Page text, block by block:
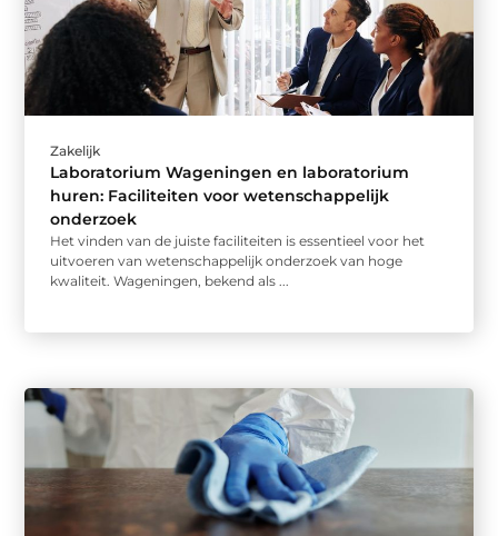
Zakelijk
Laboratorium Wageningen en laboratorium
huren: Faciliteiten voor wetenschappelijk
onderzoek
Het vinden van de juiste faciliteiten is essentieel voor het
uitvoeren van wetenschappelijk onderzoek van hoge
kwaliteit. Wageningen, bekend als ...